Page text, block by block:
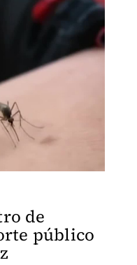
de
público